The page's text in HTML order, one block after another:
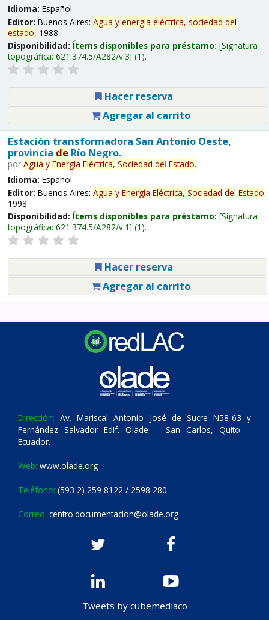
Idioma: Español
Editor: Buenos Aires: Agua y energía eléctrica, sociedad del
estado, 1988
Disponibilidad: Ítems disponibles para préstamo: Signatura
topográfica: 621.374.5/A282/v.3 (1).
Hacer reserva
Agregar al carrito
Estación transformadora San Antonio Oeste,
provincia deRío Negro.
por Agua y Energía Eléctrica, Sociedad del Estado.
Idioma: Español
Editor: Buenos Aires: Agua y Energía Eléctrica, Sociedad del Estado,
1998
Disponibilidad: Ítems disponibles para préstamo: Signatura
topográfica: 621.374.5/A282/v.1 (1).
Hacer reserva
Agregar al carrito
Dirección: Av. Mariscal Antonio José de Sucre N58-63 y
Fernández Salvador Edif. Olade – San Carlos, Quito –
Ecuador.
Web: www.olade.org
Teléfono: (593 2) 259 8122 / 2598 280
Correo: centro.documentacion@olade.org
Tweets by cubemediaco